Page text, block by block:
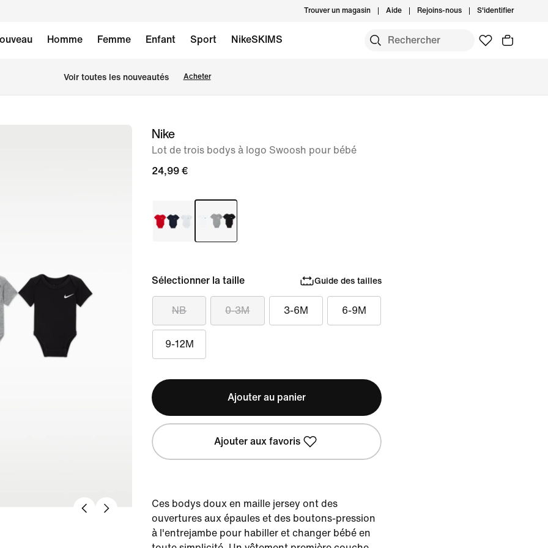
Trouver un magasin Aide Rejoins-nous S'identifier
Homme Femme Enfant Sport NikeSKIMS
Voir toutes les nouveautés Acheter
image 1
Nike
Lot de trois bodys à logo Swoosh pour bébé
24,99 €
Sélectionner la taille Guide des tailles
NB 0-3M 3-6M 6-9M
9-12M
Ajouter au panier
Ajouter aux favoris
Ces bodys doux en maille jersey ont des
ouvertures aux épaules et des boutons-pression
à l'entrejambe pour habiller et changer bébé en